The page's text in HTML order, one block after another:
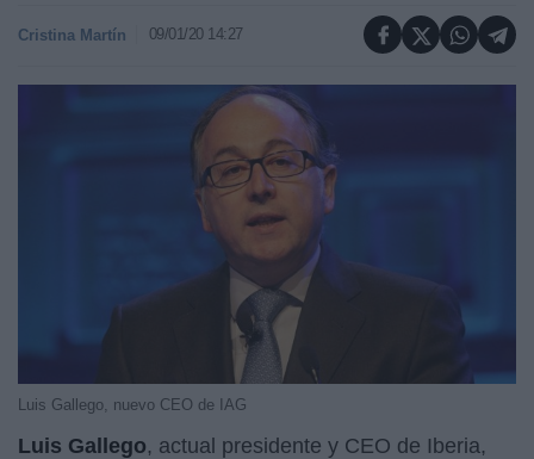
Cristina Martín 09/01/20 14:27
Luis Gallego, nuevo CEO de IAG
Luis Gallego, actual presidente y CEO de Iberia,